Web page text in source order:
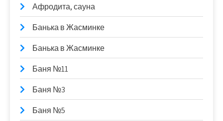
Афродита, сауна
Банька в Жасминке
Банька в Жасминке
Баня №11
Баня №3
Баня №5